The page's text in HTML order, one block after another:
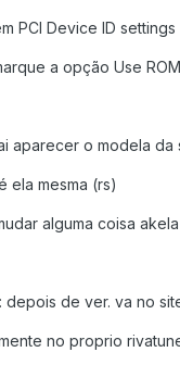
PCI Device ID
a opção Use
aparecer o modela da
ela mesma (rs)
alguma coisa
depois de ver. va no
no proprio